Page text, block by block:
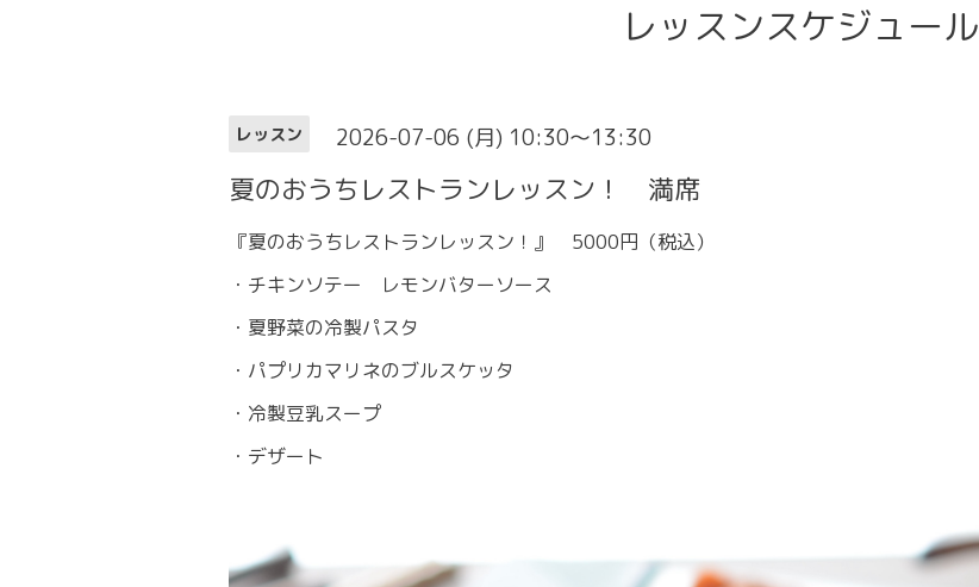
レッスンスケジュール
レッスン 2026-07-06 (月) 10:30～13:30
夏のおうちレストランレッスン！ 満席
『夏のおうちレストランレッスン！』 5000円（税込）
・チキンソテー レモンバターソース
・夏野菜の冷製パスタ
・パプリカマリネのブルスケッタ
・冷製豆乳スープ
・デザート